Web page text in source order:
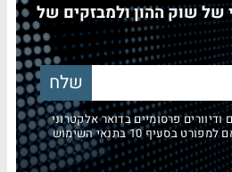
של שוק ההון ולמבזקים של
פרסומיים בדואר אלקטרוני
10 בתנאי השימוש